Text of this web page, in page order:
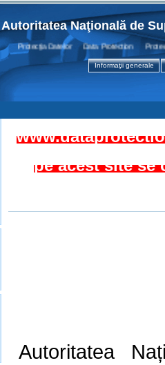
Autoritatea Naţională de
Protecţia Datelor Data Protection Protection
Informaţii generale
pe acest site se
Autoritatea